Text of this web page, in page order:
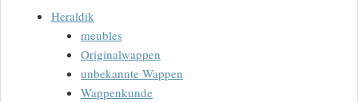
Heraldik
meubles
Originalwappen
unbekannte Wappen
Wappenkunde